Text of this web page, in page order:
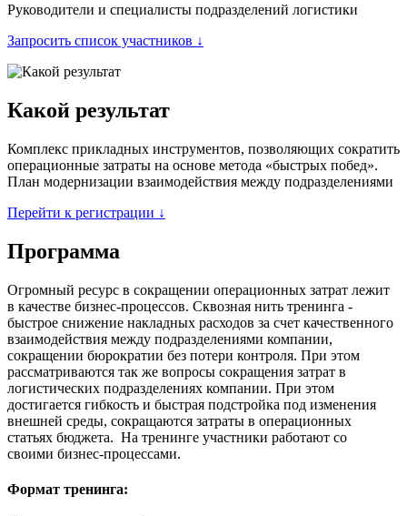
Руководители и специалисты подразделений логистики
Запросить список участников ↓
Какой результат
Комплекс прикладных инструментов, позволяющих сократить
операционные затраты на основе метода «быстрых побед».
План модернизации взаимодействия между подразделениями
Перейти к регистрации ↓
Программа
Огромный ресурс в сокращении операционных затрат лежит
в качестве бизнес-процессов. Сквозная нить тренинга -
быстрое снижение накладных расходов за счет качественного
взаимодействия между подразделениями компании,
сокращении бюрократии без потери контроля. При этом
рассматриваются так же вопросы сокращения затрат в
логистических подразделениях компании. При этом
достигается гибкость и быстрая подстройка под изменения
внешней среды, сокращаются затраты в операционных
статьях бюджета. На тренинге участники работают со
своими бизнес-процессами.
Формат тренинга: